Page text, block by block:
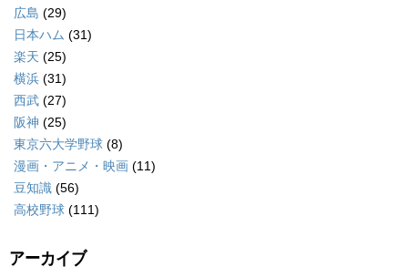
広島 (29)
日本ハム (31)
楽天 (25)
横浜 (31)
西武 (27)
阪神 (25)
東京六大学野球 (8)
漫画・アニメ・映画 (11)
豆知識 (56)
高校野球 (111)
アーカイブ